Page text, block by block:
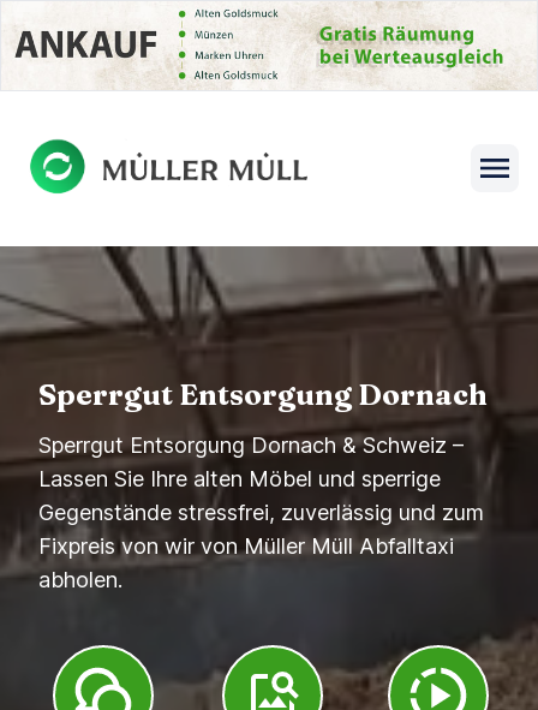
Open
menu
Sperrgut Entsorgung Dornach
Sperrgut Entsorgung Dornach & Schweiz –
Lassen Sie Ihre alten Möbel und sperrige
Gegenstände stressfrei, zuverlässig und zum
Fixpreis von wir von Müller Müll Abfalltaxi
abholen.